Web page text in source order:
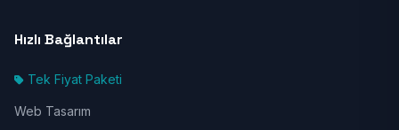
Hızlı Bağlantılar
Tek Fiyat Paketi
Web Tasarım